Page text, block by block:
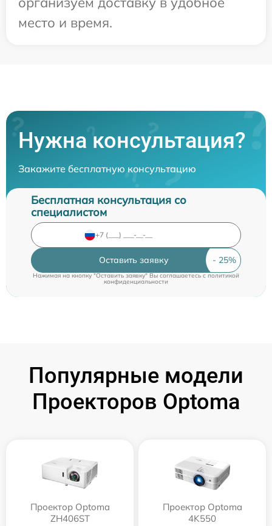
место и время.
Нужна консультация?
Закажите бесплатную консультацию
Бесплатная консультация со
специалистом
Оставить заявку
Нажимая на кнопку "Оставить заявку" Вы соглашаетесь cполитикой
конфиденциальности
Популярные модели
Проекторов Optoma
Проектор Optoma
ZH406ST
Проектор Optoma
4K550